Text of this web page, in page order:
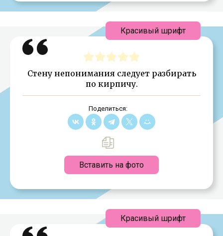
Стену непонимания следует разбирать
по кирпичу.
Поделиться:
Вставить на фото
Красивый шрифт
Красивый шрифт